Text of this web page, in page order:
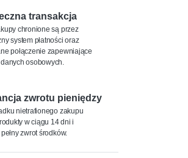
transakcja
chronione są przez
system płatności oraz
połączenie zapewniające
osobowych.
zwrotu pieniędzy
nietrafionego zakupu
w ciągu 14 dni i
zwrot środków.